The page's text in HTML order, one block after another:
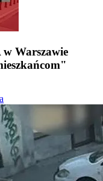
Warszawie